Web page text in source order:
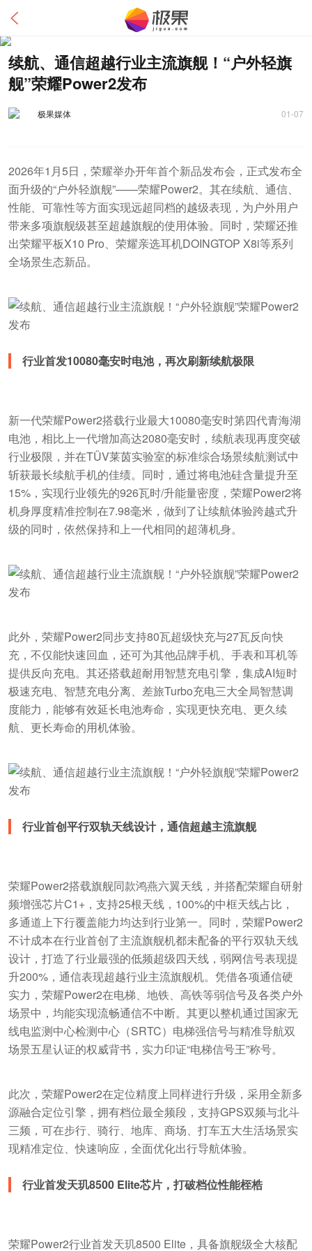
续航、通信超越行业主流旗舰！“户外轻旗
舰”荣耀Power2发布
极果媒体 01-07
2026年1月5日，荣耀举办开年首个新品发布会，正式发布全
面升级的“户外轻旗舰”——荣耀Power2。其在续航、通信、
性能、可靠性等方面实现远超同档的越级表现，为户外用户
带来多项旗舰级甚至超越旗舰的使用体验。同时，荣耀还推
出荣耀平板X10 Pro、荣耀亲选耳机DOINGTOP X8i等系列
全场景生态新品。
行业首发10080毫安时电池，再次刷新续航极限
新一代荣耀Power2搭载行业最大10080毫安时第四代青海湖
电池，相比上一代增加高达2080毫安时，续航表现再度突破
行业极限，并在TÜV莱茵实验室的标准综合场景续航测试中
斩获最长续航手机的佳绩。同时，通过将电池硅含量提升至
15%，实现行业领先的926瓦时/升能量密度，荣耀Power2将
机身厚度精准控制在7.98毫米，做到了让续航体验跨越式升
级的同时，依然保持和上一代相同的超薄机身。
此外，荣耀Power2同步支持80瓦超级快充与27瓦反向快
充，不仅能快速回血，还可为其他品牌手机、手表和耳机等
提供反向充电。其还搭载超耐用智慧充电引擎，集成AI短时
极速充电、智慧充电分离、差旅Turbo充电三大全局智慧调
度能力，能够有效延长电池寿命，实现更快充电、更久续
航、更长寿命的用机体验。
行业首创平行双轨天线设计，通信超越主流旗舰
荣耀Power2搭载旗舰同款鸿燕六翼天线，并搭配荣耀自研射
频增强芯片C1+，支持25根天线，100%的中框天线占比，
多通道上下行覆盖能力均达到行业第一。同时，荣耀Power2
不计成本在行业首创了主流旗舰机都未配备的平行双轨天线
设计，打造了行业最强的低频超级四天线，弱网信号表现提
升200%，通信表现超越行业主流旗舰机。凭借各项通信硬
实力，荣耀Power2在电梯、地铁、高铁等弱信号及各类户外
场景中，均能实现流畅通信不中断。其更以整机通过国家无
线电监测中心检测中心（SRTC）电梯强信号与精准导航双
场景五星认证的权威背书，实力印证“电梯信号王”称号。
此次，荣耀Power2在定位精度上同样进行升级，采用全新多
源融合定位引擎，拥有档位最全频段，支持GPS双频与北斗
三频，可在步行、骑行、地库、商场、打车五大生活场景实
现精准定位、快速响应，全面优化出行导航体验。
行业首发天玑8500 Elite芯片，打破档位性能桎梏
荣耀Power2行业首发天玑8500 Elite，具备旗舰级全大核配